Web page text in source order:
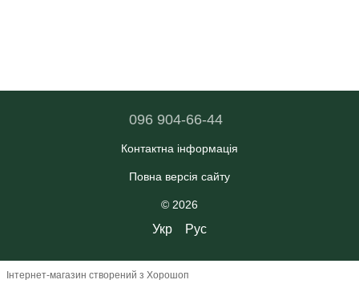
096 904-66-44
Контактна інформація
Повна версія сайту
© 2026
Укр Рус
Інтернет-магазин створений з Хорошоп